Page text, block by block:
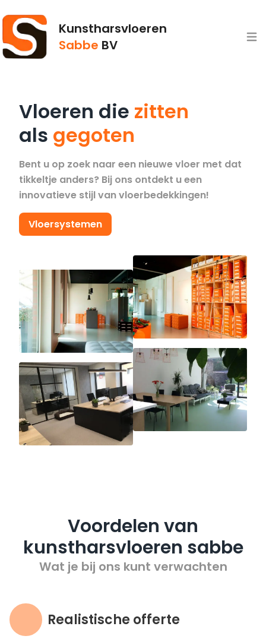
Kunstharsvloeren
Sabbe BV
Vloeren die zitten
als gegoten
Bent u op zoek naar een nieuwe vloer met dat
tikkeltje anders? Bij ons ontdekt u een
innovatieve stijl van vloerbedekkingen!
Vloersystemen
Voordelen van
kunstharsvloeren sabbe
Wat je bij ons kunt verwachten
Realistische offerte